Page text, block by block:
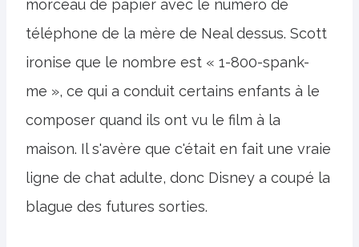
morceau de papier avec le numéro de
téléphone de la mère de Neal dessus. Scott
ironise que le nombre est « 1-800-spank-
me », ce qui a conduit certains enfants à le
composer quand ils ont vu le film à la
maison. Il s'avère que c'était en fait une vraie
ligne de chat adulte, donc Disney a coupé la
blague des futures sorties.